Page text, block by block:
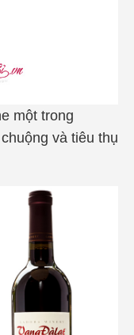
một trong
và tiêu thụ